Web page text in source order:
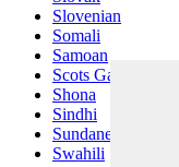
Slovenian
Somali
Samoan
Scots Gaelic
Shona
Sindhi
Sundanese
Swahili